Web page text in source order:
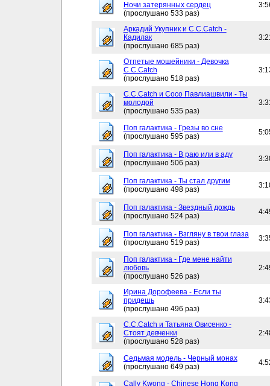
Ночи затерянных сердец
(прослушано 533 раз)
Аркадий Укупник и C.C.Catch -
Кадилак
(прослушано 685 раз)
Отпетые мошейники - Девочка
C.C.Catch
(прослушано 518 раз)
C.C.Catch и Сосо Павлиашвили - Ты
молодой
(прослушано 535 раз)
Поп галактика - Грезы во сне
(прослушано 595 раз)
Поп галактика - В раю или в аду
(прослушано 506 раз)
Поп галактика - Ты стал другим
(прослушано 498 раз)
Поп галактика - Звездный дождь
(прослушано 524 раз)
Поп галактика - Взгляну в твои глаза
(прослушано 519 раз)
Поп галактика - Где мене найти
любовь
(прослушано 526 раз)
Ирина Дорофеева - Если ты
придешь
(прослушано 496 раз)
C.C.Catch и Татьяна Овисенко -
Стоят девченки
(прослушано 528 раз)
Седьмая модель - Черный монах
(прослушано 649 раз)
Cally Kwong - Chinese Hong Kong